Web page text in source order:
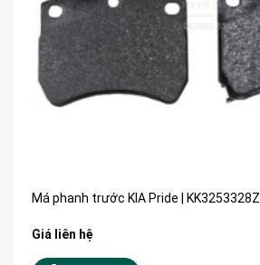
Má phanh trước KIA Pride | KK3253328Z
Giá liên hệ